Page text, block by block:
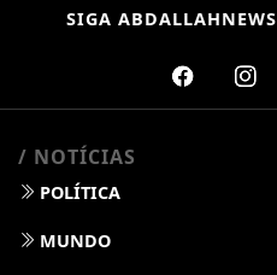
SIGA ABDALLAHNEWS
/ NOTÍCIAS
POLÍTICA
MUNDO